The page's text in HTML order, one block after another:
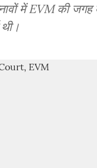
में EVM की
थी।